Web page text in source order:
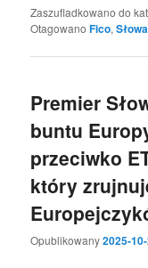
Zaszufladkowano do
Otagowano Fico,
Premier
buntu
przeciwko
który
Opublikowany2025-